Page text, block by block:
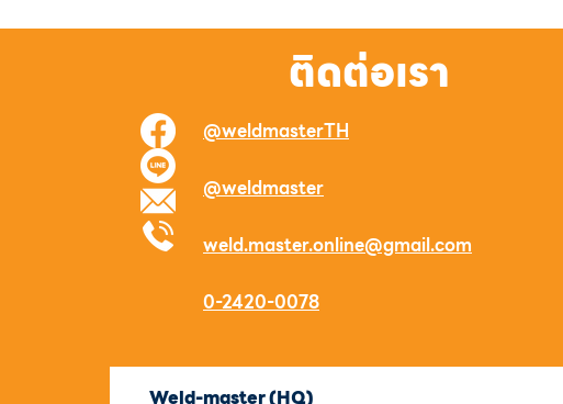
ติดต่อเรา
@weldmasterTH
@weldmaster
weld.master.online@gmail.com
0-2420-0078
Weld-master (HQ)